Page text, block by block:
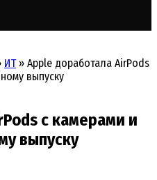
ИТ » Apple доработала AirPods
выпуску
с камерами и
выпуску